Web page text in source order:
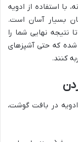
با استفاده از ادویه
بسیار آسان است.
نتیجه نهایی شما را
شده که حتی آشپزهای
کنند.
در بافت گوشت،